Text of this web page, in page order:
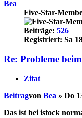
Bea
Five-Star-
Beiträge: 526
Registriert: Sa
Re: Probleme
Zitat
Beitragvon Bea » Do
Das ist bei istock